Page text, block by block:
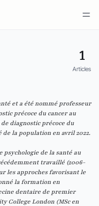
1
Articles
et a été nommé professeur
précoce du cancer au
diagnostic précoce du
la population en avril 2022.
de la santé au
travaillé (2006-
les approches favorisant le
la formation en
dentaire de premier
College London (MSc en